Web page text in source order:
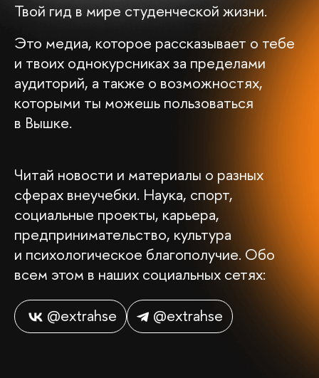
Твой гид в мире студенческой жизни.
Это медиа, которое рассказывает о тебе
и твоих однокурсниках за пределами
аудиторий, а также о возможностях,
которыми ты можешь пользоваться
в Вышке.
Читай новости и материалы о разных
сферах внеучебки. Наука, спорт,
социальные проекты, карьера,
предпринимательство, культура
и психологическое благополучие. Обо
всем этом в наших социальных сетях:
@extrahse @extrahse